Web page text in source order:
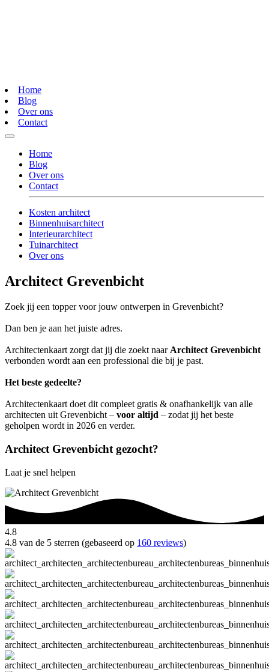
Home
Blog
Over ons
Contact
Home
Blog
Over ons
Contact
Kosten architect
Binnenhuisarchitect
Interieurarchitect
Tuinarchitect
Over ons
Architect Grevenbicht
Zoek jij een topper voor jouw ontwerpen in Grevenbicht?
Dan ben je aan het juiste adres.
Architectenkaart zorgt dat jij die zoekt naar Architect Grevenbicht
verbonden wordt aan een professional die bij je past.
Het beste gedeelte?
Architectenkaart doet dit compleet gratis & onafhankelijk van alle
architecten uit Grevenbicht – voor altijd – zodat jij het beste
geholpen wordt in 2026 en verder.
Architect Grevenbicht gezocht?
Laat je snel helpen
4.8
4.8 van de 5 sterren (gebaseerd op 160 reviews)